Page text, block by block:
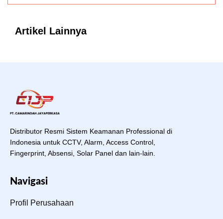
Artikel Lainnya
Distributor Resmi Sistem Keamanan Professional di
Indonesia untuk CCTV, Alarm, Access Control,
Fingerprint, Absensi, Solar Panel dan lain-lain.
Navigasi
Profil Perusahaan